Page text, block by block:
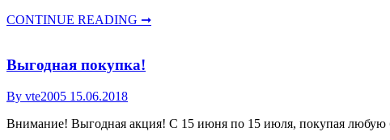
CONTINUE READING ➞
Выгодная покупка!
By vte2005 15.06.2018
Внимание! Выгодная акция! С 15 июня по 15 июля, покупая любую